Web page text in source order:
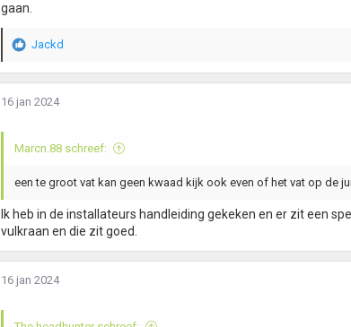
gaan.
W
a
r
n
e
n
Jackd
16 jan 2024
Marcn.88 schreef:
een te groot vat kan geen kwaad kijk ook even of het vat op de
Ik heb in de installateurs handleiding gekeken en er zit een
vulkraan en die zit goed.
16 jan 2024